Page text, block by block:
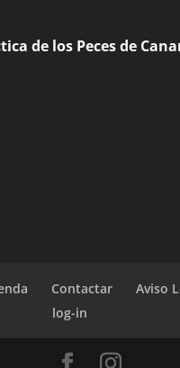
de los Peces de
Contactar
Aviso
log-in